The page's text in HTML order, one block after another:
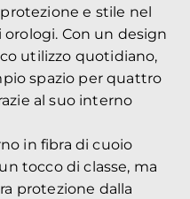
e stile nel
Con un design
utilizzo quotidiano,
spazio per quattro
al suo interno
in fibra di cuoio
tocco di classe, ma
protezione dalla